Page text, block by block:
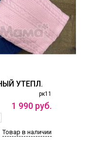
УТЕПЛ.
рк11
1 990 руб.
Товар в наличии